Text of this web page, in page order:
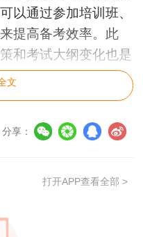
以通过参加培训班、
提高备考效率。此
和考试大纲变化也是
、《建设工程计
试内容都有所不同，
选择报考科目，并针
文
分享：
打开APP查看全部 >